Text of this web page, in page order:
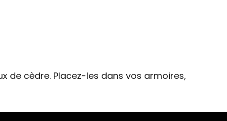
de cèdre. Placez-les dans vos armoires,